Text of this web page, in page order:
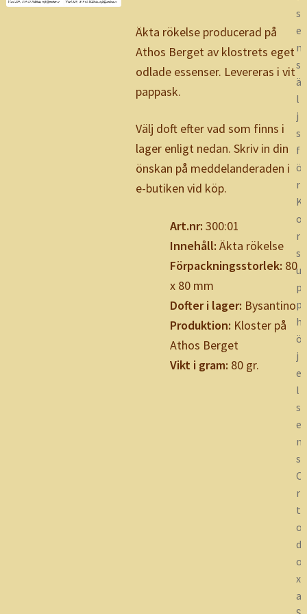
Äkta rökelse producerad på
Athos Berget av klostrets eget
odlade essenser. Levereras i vit
pappask.
Välj doft efter vad som finns i
lager enligt nedan. Skriv in din
önskan på meddelanderaden i
e-butiken vid köp.
Art.nr: 300:01
Innehåll: Äkta rökelse
Förpackningsstorlek: 80
x 80 mm
Dofter i lager: Bysantino
Produktion: Kloster på
Athos Berget
Vikt i gram: 80 gr.
s
e
n
s
ä
l
j
s
f
ö
r
K
o
r
s
u
p
p
h
ö
j
e
l
s
e
n
s
O
r
t
o
d
o
x
a